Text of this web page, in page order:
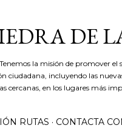
DE
la misión de promover el
incluyendo las
cercanas, en los lugares más
RUTAS CONTACTA